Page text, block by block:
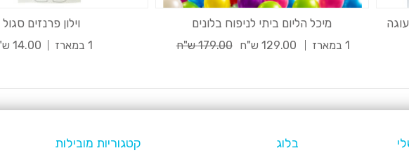
מיכל הליום ביתי לניפוח בלונים
1 במארז 129.00 ש"ח 179.00 ש"ח
וילון פרנזים סגול
1 במארז 14.00 ש"ח
בלוג קטגוריות מובילות